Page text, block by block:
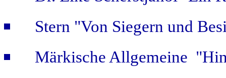
Stern "Von Siegern und
Märkische Allgemeine